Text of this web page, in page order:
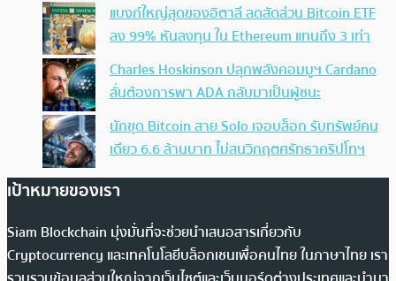
แบงก์ใหญ่สุดของอิตาลี ลดสัดส่วน Bitcoin ETF
ลง 99% หันลงทุน ใน Ethereum แทนถึง 3 เท่า
Charles Hoskinson ปลุกพลังคอมมูฯ Cardano
ลั่นต้องการพา ADA กลับมาเป็นผู้ชนะ
นักขุด Bitcoin สาย Solo เจอบล็อก รับทรัพย์คน
เดียว 6.6 ล้านบาท ไม่สนวิกฤตศรัทธาคริปโทฯ
เป้าหมายของเรา
Siam Blockchain มุ่งมั่นที่จะช่วยนำเสนอสารเกี่ยวกับ
Cryptocurrency และเทคโนโลยีบล็อกเชนเพื่อคนไทย ในภาษาไทย เรา